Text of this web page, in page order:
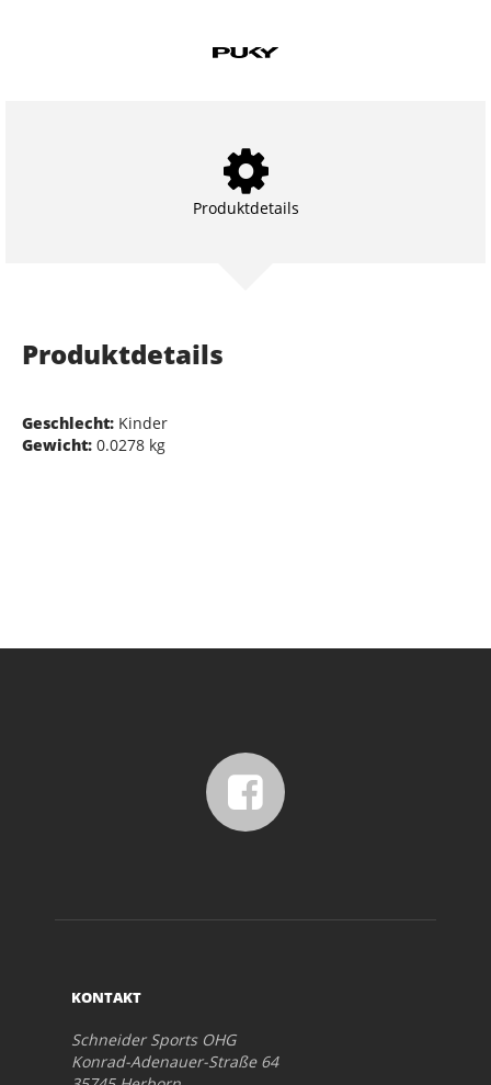
Produktdetails
Produktdetails
Geschlecht: Kinder
Gewicht: 0.0278 kg
KONTAKT
Schneider Sports OHG
Konrad-Adenauer-Straße 64